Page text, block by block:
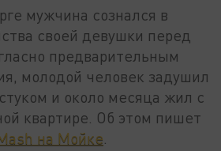
мужчина сознался в
своей девушки перед
предварительным
молодой человек задушил
и около месяца жил с
квартире. Об этом пишет
на Мойке